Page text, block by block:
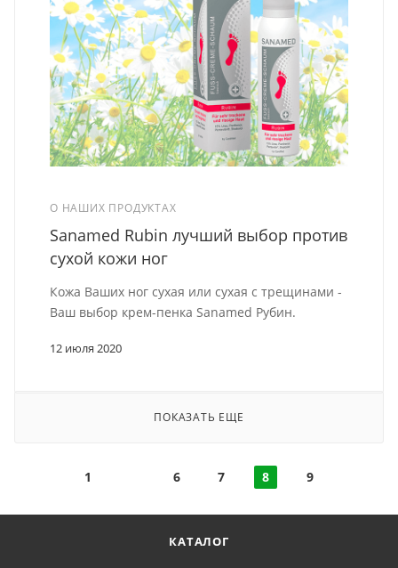
О НАШИХ ПРОДУКТАХ
12 июля 2020
Sanamed Rubin лучший выбор против
сухой кожи ног
Кожа Ваших ног сухая или сухая с трещинами -
Ваш выбор крем-пенка Sanamed Рубин.
ПОКАЗАТЬ ЕЩЕ
1 6 7 8 9
КАТАЛОГ